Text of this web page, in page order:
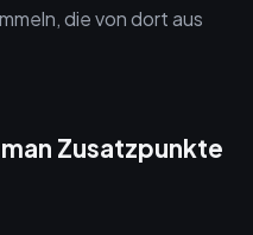
die von dort aus
Zusatzpunkte